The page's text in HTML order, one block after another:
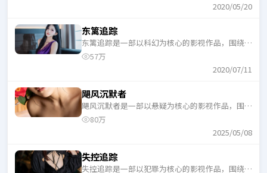
2020/05/20
东篱追踪
东篱追踪是一部以科幻为核心的影视作品，围绕危
机、反转与人物成长展开，整体节奏紧凑，适合一
57万
2020/07/11
飓风沉默者
飓风沉默者是一部以悬疑为核心的影视作品，围绕
危机、反转与人物成长展开，整体节奏紧凑，适合
80万
2025/05/08
失控追踪
失控追踪是一部以犯罪为核心的影视作品，围绕危